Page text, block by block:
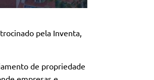
pela Inventa,
de propriedade